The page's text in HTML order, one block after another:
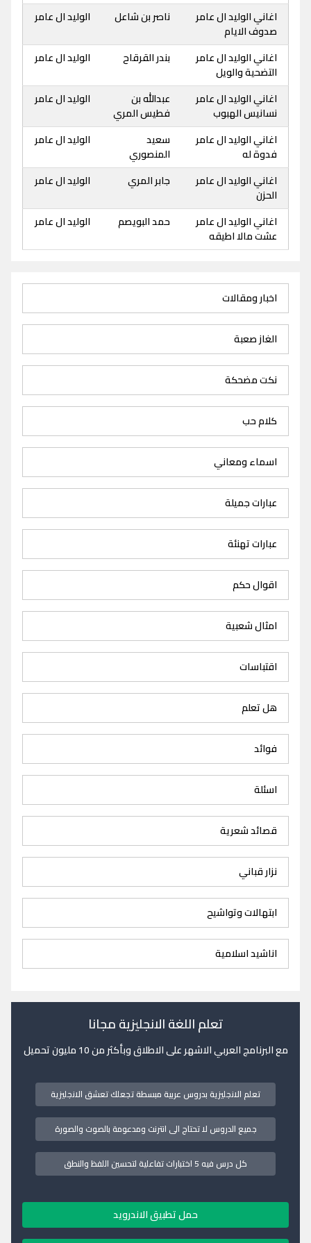
اغاني الوليد ال عامر
صدوف الايام
ناصر بن شاعل الوليد ال عامر
اغاني الوليد ال عامر
التضحية والويل
بندر القرقاح الوليد ال عامر
اغاني الوليد ال عامر
نسانيس الهبوب
عبدالله بن
فطيس المري
الوليد ال عامر
اغاني الوليد ال عامر
فدوة له
سعيد
المنصوري
الوليد ال عامر
اغاني الوليد ال عامر
الحزن
جابر المري الوليد ال عامر
اغاني الوليد ال عامر
عشت مالا اطيقه
حمد البويصم الوليد ال عامر
اخبار ومقالات
الغاز صعبة
نكت مضحكة
كلام حب
اسماء ومعاني
عبارات جميلة
عبارات تهنئة
اقوال حكم
امثال شعبية
اقتباسات
هل تعلم
فوائد
اسئلة
قصائد شعرية
نزار قباني
ابتهالات وتواشيح
اناشيد اسلامية
تعلم اللغة الانجليزية مجانا
مع البرنامج العربي الاشهر على الاطلاق وبأكثر من 10 مليون تحميل
تعلم الانجليزية بدروس عربية مبسطة تجعلك تعشق الانجليزية
جميع الدروس لا تحتاج الى انترنت ومدعومة بالصوت والصورة
كل درس فيه 5 اختبارات تفاعلية لتحسين اللفظ والنطق
حمل تطبيق الاندرويد